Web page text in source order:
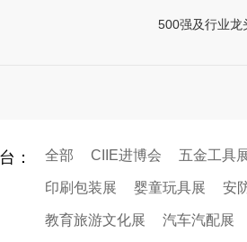
500强及行业龙
： 全部 CIIE进博会 五金工具
印刷包装展 婴童玩具展 安
教育旅游文化展 汽车汽配展